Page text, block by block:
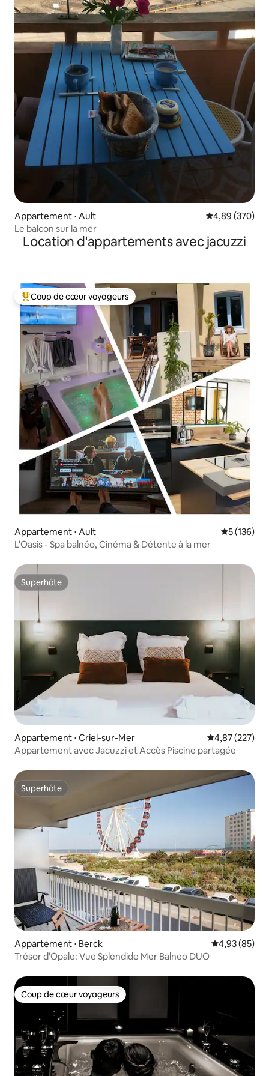
Appartement ⋅ Ault Évaluation
4,89 (370)
Le balcon sur la mer
Location d'appartements avec jacuzzi
Coups de cœur voyageurs les plus appréciés
Coup de cœur voyageurs
Appartement ⋅ Ault Évaluation
5 (136)
L'Oasis - Spa balnéo, Cinéma & Détente à la mer
Superhôte
Superhôte
Appartement ⋅ Criel-sur-Mer Évaluation
4,87 (227)
Appartement avec Jacuzzi et Accès Piscine partagée
Superhôte
Superhôte
Appartement ⋅ Berck Évaluation
4,93 (85)
Trésor d'Opale: Vue Splendide Mer Balneo DUO
Coup de cœur voyageurs
Coup de cœur voyageurs